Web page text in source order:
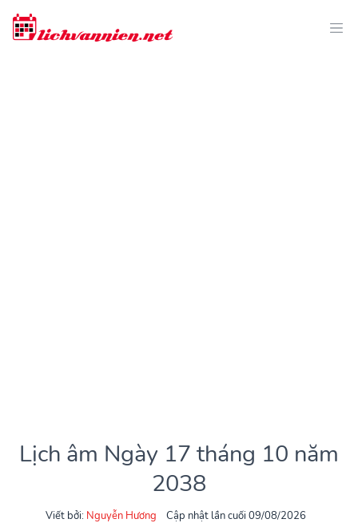
Lịch âm Ngày 17 tháng 10 năm
2038
Viết bởi: Nguyễn Hương
Cập nhật lần cuối 09/08/2026